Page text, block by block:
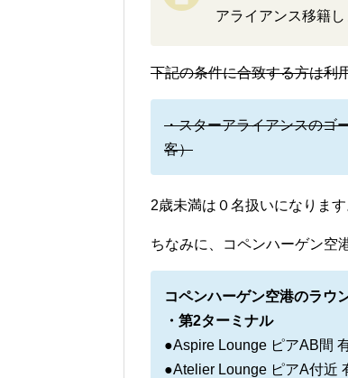
アライアンス移籍し
下記の条件に合致する方は利
・スターアライアンスのゴ
客）
2歳未満は０名扱いになります
ちなみに、コペンハーゲン空
コペンハーゲン空港のラウ
・第2ターミナル
●Aspire Lounge ピアAB間
●Atelier Lounge ピアA付近